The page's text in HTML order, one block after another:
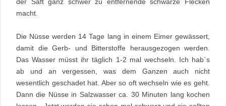
macht.
Die Nüsse werden 14 Tage lang in einem Eimer gewässert,
damit die Gerb- und Bitterstoffe herausgezogen werden.
Das Wasser müsst ihr täglich 1-2 mal wechseln. Ich hab`s
ab und an vergessen, was dem Ganzen auch nicht
wesentlich geschadet hat. Aber so oft wechseln wie es geht.
Dann die Nüsse in Salzwasser ca. 30 Minuten lang kochen